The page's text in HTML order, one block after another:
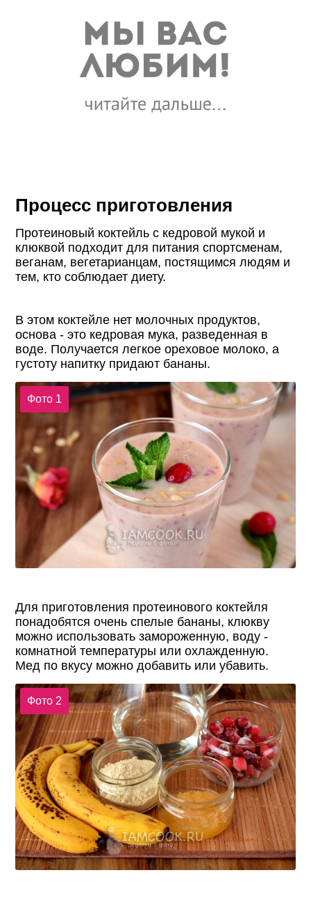
Процесс приготовления
Протеиновый коктейль с кедровой мукой и
клюквой подходит для питания спортсменам,
веганам, вегетарианцам, постящимся людям и
тем, кто соблюдает диету.
В этом коктейле нет молочных продуктов,
основа - это кедровая мука, разведенная в
воде. Получается легкое ореховое молоко, а
густоту напитку придают бананы.
Фото 1
Для приготовления протеинового коктейля
понадобятся очень спелые бананы, клюкву
можно использовать замороженную, воду -
комнатной температуры или охлажденную.
Мед по вкусу можно добавить или убавить.
Фото 2